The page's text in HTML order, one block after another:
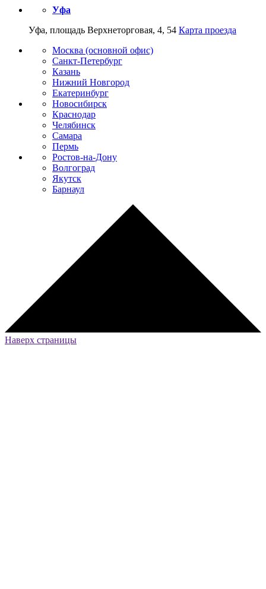
Уфа
Уфа, площадь Верхнеторговая, 4, 54 Карта проезда
Москва (основной офис)
Санкт-Петербург
Казань
Нижний Новгород
Екатеринбург
Новосибирск
Краснодар
Челябинск
Самара
Пермь
Ростов-на-Дону
Волгоград
Якутск
Барнаул
Наверх страницы